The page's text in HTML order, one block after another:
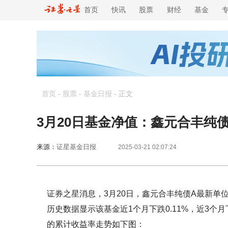
首页 快讯 股票 财经 基金
首页 - 股票 - 基金日报 - 正文
3月20日基金净值：鑫元合丰纯
来源： 证星基金日报 2025-03-21 02:07:24
证券之星消息，3月20日，鑫元合丰纯债A最新单
历史数据显示该基金近1个月下跌0.11%，近3个
的累计收益率走势如下图：